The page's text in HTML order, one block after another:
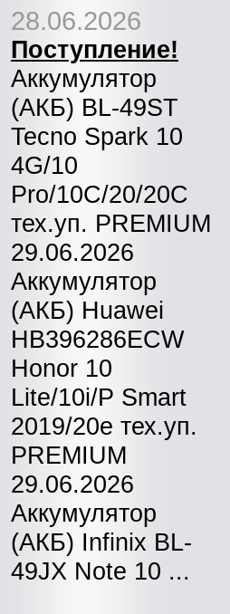
28.06.2026
Поступление!
Аккумулятор
(АКБ) BL-49ST
Tecno Spark 10
4G/10
Pro/10C/20/20C
тех.уп. PREMIUM
29.06.2026
Аккумулятор
(АКБ) Huawei
HB396286ECW
Honor 10
Lite/10i/P Smart
2019/20e тех.уп.
PREMIUM
29.06.2026
Аккумулятор
(АКБ) Infinix BL-
49JX Note 10 ...